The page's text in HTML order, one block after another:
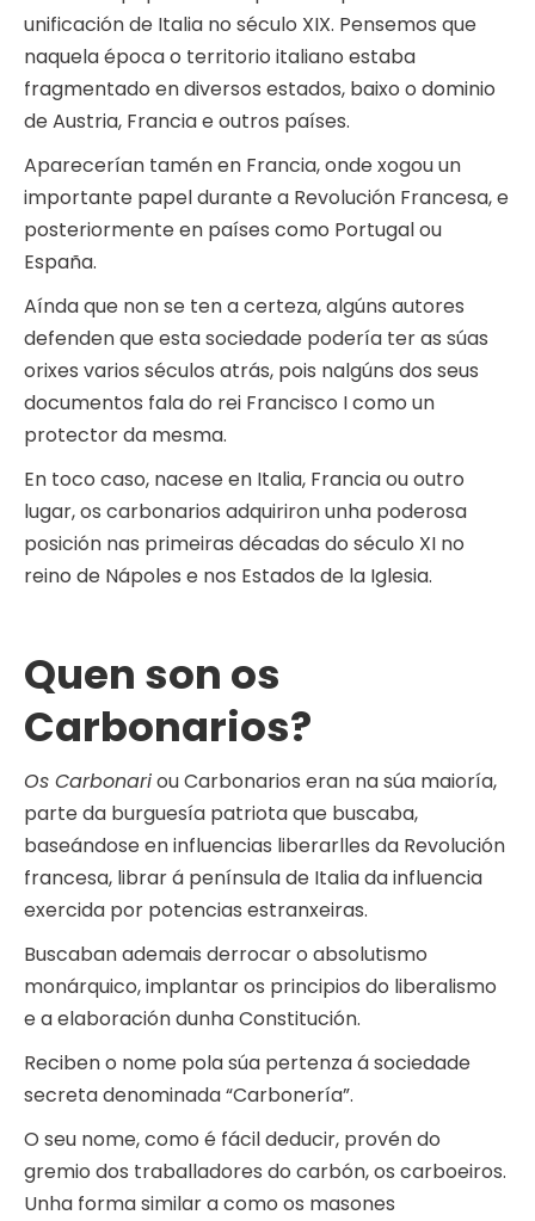
unificación de Italia no século XIX. Pensemos que
naquela época o territorio italiano estaba
fragmentado en diversos estados, baixo o dominio
de Austria, Francia e outros países.
Aparecerían tamén en Francia, onde xogou un
importante papel durante a Revolución Francesa, e
posteriormente en países como Portugal ou
España.
Aínda que non se ten a certeza, algúns autores
defenden que esta sociedade podería ter as súas
orixes varios séculos atrás, pois nalgúns dos seus
documentos fala do rei Francisco I como un
protector da mesma.
En toco caso, nacese en Italia, Francia ou outro
lugar, os carbonarios adquiriron unha poderosa
posición nas primeiras décadas do século XI no
reino de Nápoles e nos Estados de la Iglesia.
Quen son os
Carbonarios?
Os Carbonariou Carbonarios eran na súa maioría,
parte da burguesía patriota que buscaba,
baseándose en influencias liberarlles da Revolución
francesa, librar á península de Italia da influencia
exercida por potencias estranxeiras.
Buscaban ademais derrocar o absolutismo
monárquico, implantar os principios do liberalismo
e a elaboración dunha Constitución.
Reciben o nome pola súa pertenza á sociedade
secreta denominada “Carbonería”.
O seu nome, como é fácil deducir, provén do
gremio dos traballadores do carbón, os carboeiros.
Unha forma similar a como os masones